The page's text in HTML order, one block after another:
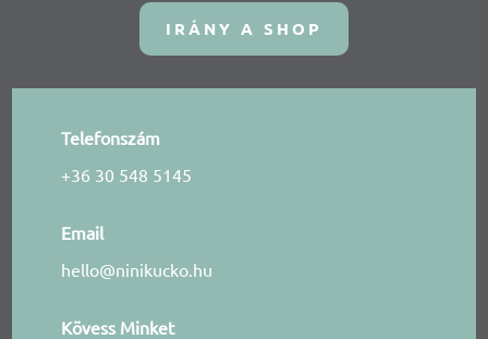
IRÁNY A SHOP
Telefonszám
+36 30 548 5145
Email
hello@ninikucko.hu
Kövess Minket